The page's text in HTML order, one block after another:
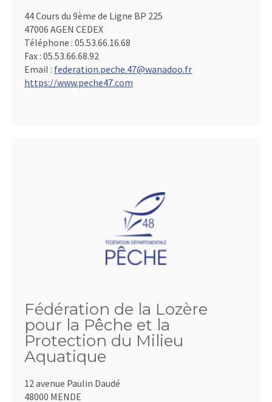
44 Cours du 9ème de Ligne BP 225
47006 AGEN CEDEX
Téléphone : 05.53.66.16.68
Fax : 05.53.66.68.92
Email : federation.peche.47@wanadoo.fr
https://www.peche47.com
Fédération de la Lozère
pour la Pêche et la
Protection du Milieu
Aquatique
12 avenue Paulin Daudé
48000 MENDE